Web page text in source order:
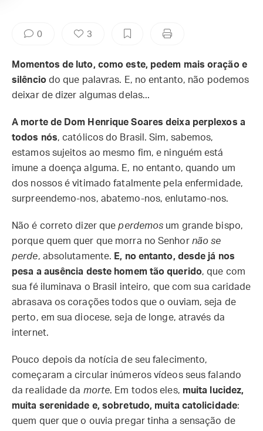
0 3
Momentos de luto, como este, pedem mais oração e
silênciodo que palavras. E, no entanto, não podemos
deixar de dizer algumas delas...
A morte de Dom Henrique Soares deixa perplexos a
todos nós, católicos do Brasil. Sim, sabemos,
estamos sujeitos ao mesmo fim, e ninguém está
imune a doença alguma. E, no entanto, quando um
dos nossos é vitimado fatalmente pela enfermidade,
surpreendemo-nos, abatemo-nos, enlutamo-nos.
Não é correto dizer queperdemos um grande bispo,
porque quem quer que morra no Senhor não se
perde, absolutamente. E, no entanto, desde já nos
pesa a ausência deste homem tão querido, que com
sua fé iluminava o Brasil inteiro, que com sua caridade
abrasava os corações todos que o ouviam, seja de
perto, em sua diocese, seja de longe, através da
internet.
Pouco depois da notícia de seu falecimento,
começaram a circular inúmeros vídeos seus falando
da realidade da morte. Em todos eles, muita lucidez,
muita serenidade e, sobretudo, muita catolicidade:
quem quer que o ouvia pregar tinha a sensação de